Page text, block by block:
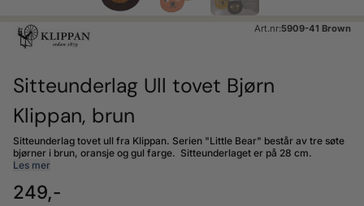
Art.nr:5909-41 Brown
Sitteunderlag Ull tovet Bjørn
Klippan, brun
Sitteunderlag tovet ull fra Klippan. Serien "Little Bear" består av tre søte
bjørner i brun, oransje og gul farge. Sitteunderlaget er på 28 cm.
Les mer
249,-